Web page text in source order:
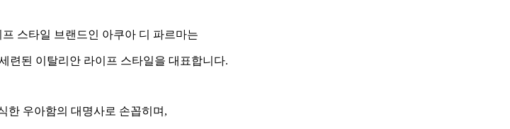
스타일 브랜드인 아쿠아 디 파르마는
련된 이탈리안 라이프 스타일을 대표합니다.
한 우아함의 대명사로 손꼽히며,